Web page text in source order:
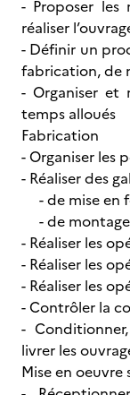
- Proposer les
réaliser
- Définir un
fabrication, de
- Organiser et
temps alloués
Fabrication
- Organiser les
- Réaliser des
- de mise en
- de montage
- Réaliser les
- Réaliser les
- Réaliser les
- Contrôler la
-
livrer les
Mise en